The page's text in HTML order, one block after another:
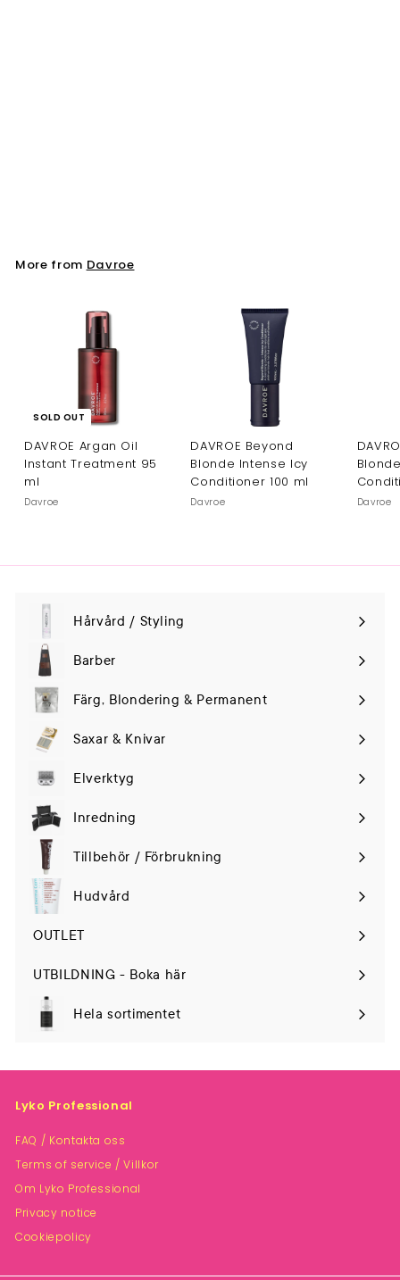
More from Davroe
SOLD OUT
DAVROE Argan Oil
Instant Treatment 95
ml
Davroe
DAVROE Beyond
Blonde Intense Icy
Conditioner 100 ml
Davroe Davroe
Hårvård / Styling
Expand
submenuBarber
Färg, Blondering & Permanent
Saxar & Knivar
Elverktyg
Expand
submenuInredning
Tillbehör / Förbrukning
Hudvård
Expand
submenu
OUTLET
UTBILDNING - Boka här
Hela sortimentet
Lyko Professional
FAQ / Kontakta oss
Terms of service / Villkor
Om Lyko Professional
Privacy notice
Cookiepolicy